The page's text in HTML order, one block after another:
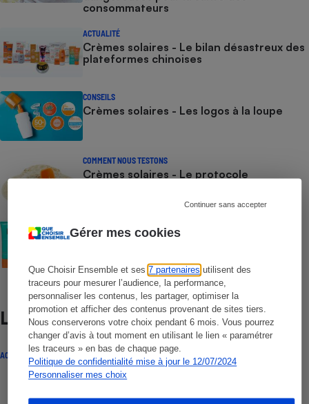
Gérer mes cookies
Que Choisir Ensemble et ses7 partenaires utilisent des
traceurs pour mesurer l’audience, la performance,
personnaliser les contenus, les partager, optimiser la
promotion et afficher des contenus provenant de sites tiers.
Nous conserverons votre choix pendant 6 mois. Vous pourrez
changer d’avis à tout moment en utilisant le lien « paramétrer
les traceurs » en bas de chaque page.
Politique de confidentialité mise à jour le 12/07/2024
Personnaliser mes choix
Continuer sans accepter
consommateurs
ACTUALITÉ
Crèmes solaires - Le bilan désastreux des
plateformes chinoises
CONSEILS
Crèmes solaires - Les logos à la loupe
COMMENT NOUS TESTONS
Crèmes solaires - Le protocole
Crèmes solaires visage - Le protocole
Lire aussi
ACTUALITÉ